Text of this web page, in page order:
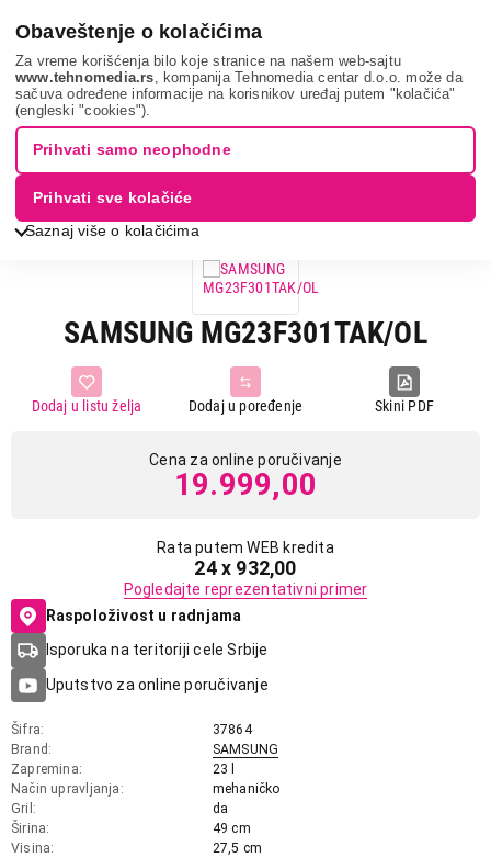
Obaveštenje o kolačićima
Za vreme korišćenja bilo koje stranice na našem web-sajtu
www.tehnomedia.rs , kompanija Tehnomedia centar d.o.o. može da
sačuva određene informacije na korisnikov uređaj putem "kolačića"
(engleski "cookies").
Saznaj više o kolačićima
Prihvati samo neophodne
Prihvati sve kolačiće
Bela tehnika Mikrotalasne rerne
Samostojeće mikrotalasne
rerne
Samsung mg23f30...
SAMSUNG MG23F301TAK/OL
Skini PDF
Dodaj u poređenje
Dodaj u listu želja
Cena za online poručivanje
19.999,00
Rata putem WEB kredita
24 x 932,00
Pogledajte reprezentativni primer
Raspoloživost u radnjama
Isporuka na teritoriji cele Srbije
Uputstvo za online poručivanje
Šifra
37864
Brand
SAMSUNG
Zapremina
23 l
Način upravljanja
mehaničko
Gril
da
Širina
49 cm
Visina
27,5 cm